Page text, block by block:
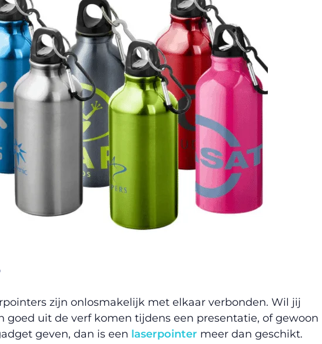
zijn onlosmakelijk met elkaar verbonden. Wil jij
goed uit de verf komen tijdens een presentatie, of gewoon
geven, dan is een laserpointer meer dan geschikt.